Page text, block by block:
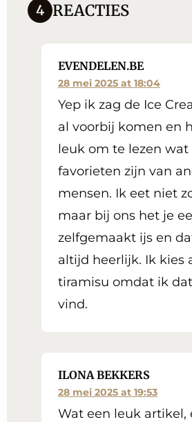
4 REACTIES
EVENDELEN.BE
28 mei 2025 at 18:04
Yep ik zag de Ice
al voorbij komen en
leuk om te lezen wat
favorieten zijn van
mensen. Ik eet niet
maar bij ons het je
zelfgemaakt ijs en
altijd heerlijk. Ik kies
tiramisu omdat ik
vind.
ILONA BEKKERS
28 mei 2025 at 19:53
Wat een leuk artikel,